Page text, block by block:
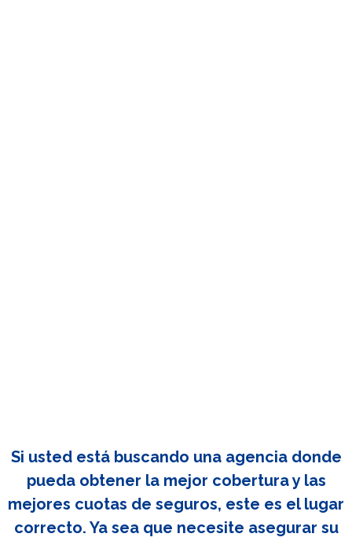
Si usted está buscando una agencia donde
pueda obtener la mejor cobertura y las
mejores cuotas de seguros, este es el lugar
correcto. Ya sea que necesite asegurar su